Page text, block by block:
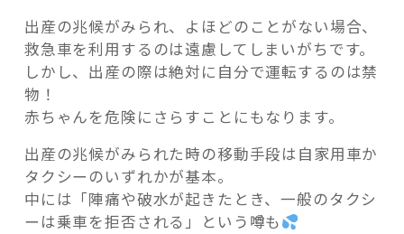
出産の兆候がみられ、よほどのことがない場合、
救急車を利用するのは遠慮してしまいがちです。
しかし、出産の際は絶対に自分で運転するのは禁
物！
赤ちゃんを危険にさらすことにもなります。
出産の兆候がみられた時の移動手段は自家用車か
タクシーのいずれかが基本。
中には「陣痛や破水が起きたとき、一般のタクシ
ーは乗車を拒否される」という噂も